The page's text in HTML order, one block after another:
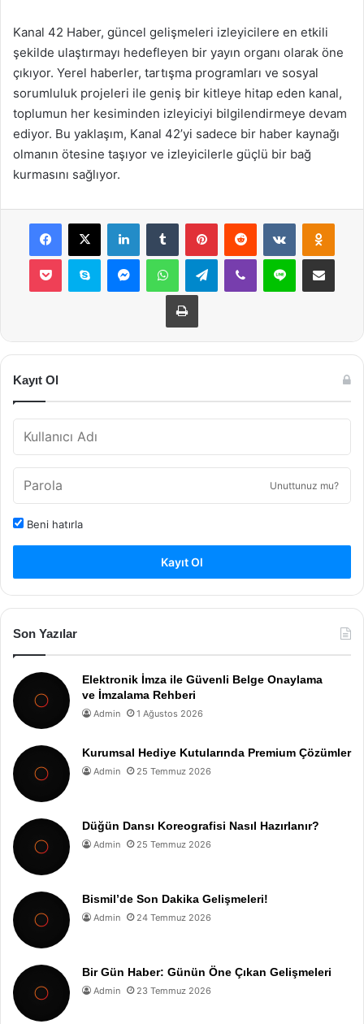
Kanal 42 Haber, güncel gelişmeleri izleyicilere en etkili
şekilde ulaştırmayı hedefleyen bir yayın organı olarak öne
çıkıyor. Yerel haberler, tartışma programları ve sosyal
sorumluluk projeleri ile geniş bir kitleye hitap eden kanal,
toplumun her kesiminden izleyiciyi bilgilendirmeye devam
ediyor. Bu yaklaşım, Kanal 42’yi sadece bir haber kaynağı
olmanın ötesine taşıyor ve izleyicilerle güçlü bir bağ
kurmasını sağlıyor.
Facebook
X LinkedInTumblr PinterestReddit VKontakte
Pocket Skype MessengerWhatsAppTelegramViber Line E-Posta ile
Yazdır
Kayıt Ol
Unuttunuz mu?
Beni hatırla
Kayıt Ol
Son Yazılar
Elektronik İmza ile Güvenli Belge Onaylama
ve İmzalama Rehberi
Admin 1 Ağustos 2026
Kurumsal Hediye Kutularında Premium Çözümler
Admin 25 Temmuz 2026
Düğün Dansı Koreografisi Nasıl Hazırlanır?
Admin 25 Temmuz 2026
Bismil’de Son Dakika Gelişmeleri!
Admin 24 Temmuz 2026
Bir Gün Haber: Günün Öne Çıkan Gelişmeleri
Admin 23 Temmuz 2026